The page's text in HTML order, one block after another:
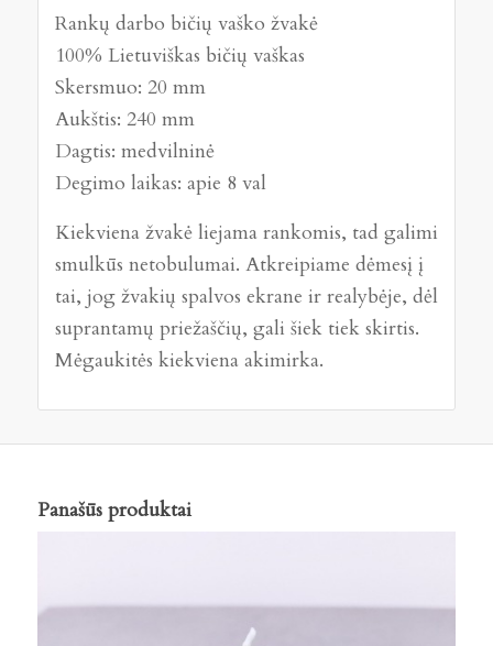
Rankų darbo bičių vaško žvakė
100% Lietuviškas bičių vaškas
Skersmuo: 20 mm
Aukštis: 240 mm
Dagtis: medvilninė
Degimo laikas: apie 8 val
Kiekviena žvakė liejama rankomis, tad galimi
smulkūs netobulumai. Atkreipiame dėmesį į
tai, jog žvakių spalvos ekrane ir realybėje, dėl
suprantamų priežaščių, gali šiek tiek skirtis.
Mėgaukitės kiekviena akimirka.
Panašūs produktai